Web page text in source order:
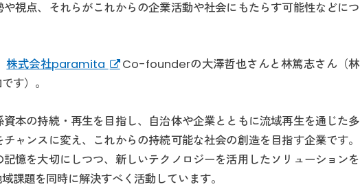
視点、それらがこれからの企業活動や社会にもたらす可能性などにつ
株式会社paramita
Co-founderの大澤哲也さんと林篤志さん（林
す）。
本の持続・再生を目指し、自治体や企業とともに流域再生を通じた多
ャンスに変え、これからの持続可能な社会の創造を目指す企業です。
憶を大切にしつつ、新しいテクノロジーを活用したソリューションを
課題を同時に解決すべく活動しています。